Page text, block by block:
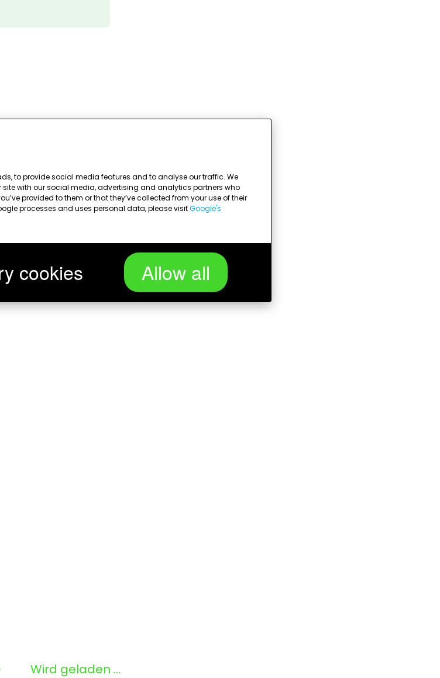
to provide social media features and to analyse our traffic. We
with our social media, advertising and analytics partners who
provided to them or that they’ve collected from your use of their
processes and uses personal data, please visitGoogle's
cookies Allow all
Wird geladen …
Wird geladen …